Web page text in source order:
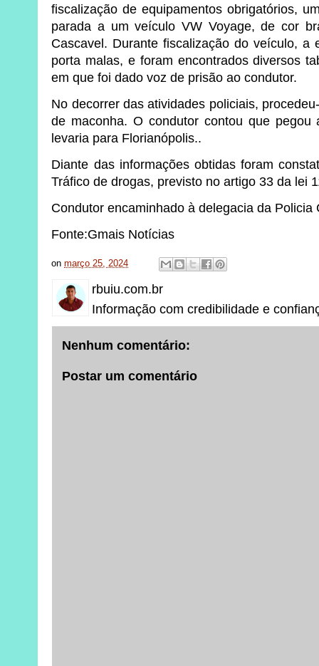
fiscalização de equipamentos obrigatórios,
parada a um veículo VW Voyage, de cor
Cascavel. Durante fiscalização do veículo, a
porta malas, e foram encontrados diversos
em que foi dado voz de prisão ao condutor.
No decorrer das atividades policiais,
de maconha. O condutor contou que
levaria para Florianópolis..
Diante das informações obtidas foram
Tráfico de drogas, previsto no artigo 33 da lei
Condutor encaminhado à delegacia da Policia
Fonte:Gmais Notícias
onmarço 25, 2024
rbuiu.com.br
Informação com credibilidade e
Nenhum comentário:
Postar um comentário